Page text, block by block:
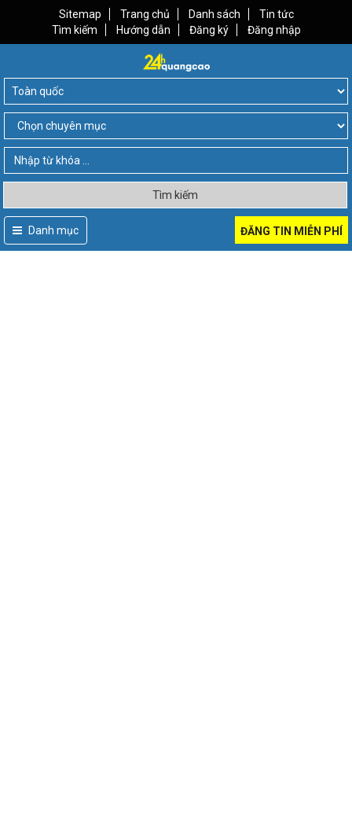
Sitemap Trang chủ Danh sách
Tin tức
Tìm kiếm
Hướng dẫn Đăng ký Đăng nhập
Tìm kiếm
Danh mục ĐĂNG TIN MIỄN PHÍ